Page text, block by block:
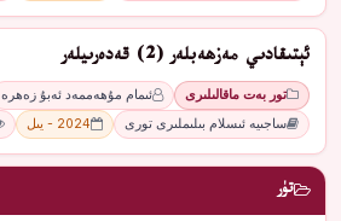
ئېتىقادىي مەزھەبلەر (2) قەدەرىيلەر
تور بەت ماقالىلىرى ئىمام مۇھەممەد ئەبۇ زەھرە
ساجىيە ئىسلام بىلىملىرى تورى
2024 - يىل
تۈر